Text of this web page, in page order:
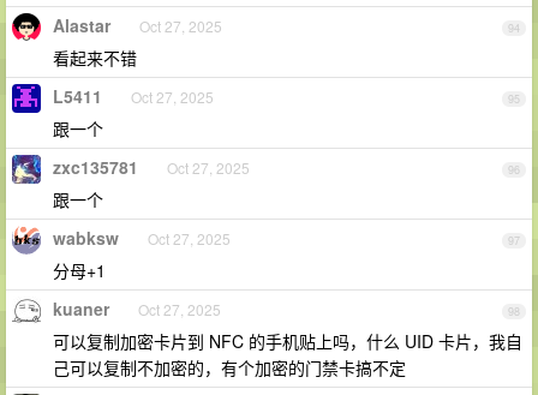
94
Alastar Oct 27, 2025
看起来不错
95
L5411 Oct 27, 2025
跟一个
96
zxc135781 Oct 27, 2025
跟一个
97
wabksw Oct 27, 2025
分母+1
98
kuaner Oct 27, 2025
可以复制加密卡片到 NFC 的手机贴上吗，什么 UID 卡片，我自
己可以复制不加密的，有个加密的门禁卡搞不定